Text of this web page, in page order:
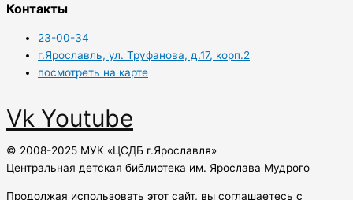
Контакты
23-00-34
г.Ярославль, ул. Труфанова, д.17, корп.2
посмотреть на карте
Vk Youtube
© 2008-2025 МУК «ЦСДБ г.Ярославля»
Центральная детская библиотека им. Ярослава Мудрого
Продолжая использовать этот сайт, вы соглашаетесь с